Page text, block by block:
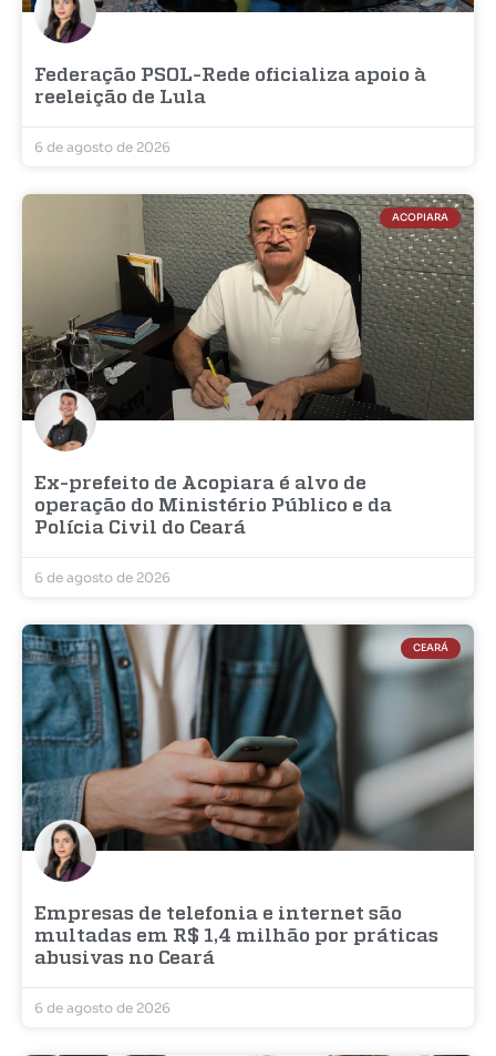
Federação PSOL-Rede oficializa apoio à
reeleição de Lula
6 de agosto de 2026
ACOPIARA
Ex-prefeito de Acopiara é alvo de
operação do Ministério Público e da
Polícia Civil do Ceará
6 de agosto de 2026
CEARÁ
Empresas de telefonia e internet são
multadas em R$ 1,4 milhão por práticas
abusivas no Ceará
6 de agosto de 2026